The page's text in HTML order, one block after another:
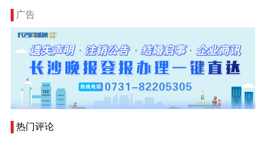
广告
热门评论